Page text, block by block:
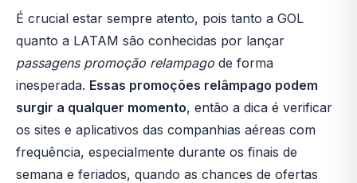
É crucial estar sempre atento, pois tanto a GOL
quanto a LATAM são conhecidas por lançar
passagens promoção relampago de forma
inesperada. Essas promoções relâmpago podem
surgir a qualquer momento, então a dica é verificar
os sites e aplicativos das companhias aéreas com
frequência, especialmente durante os finais de
semana e feriados, quando as chances de ofertas